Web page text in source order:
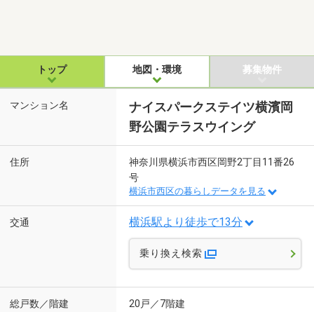
トップ 地図・環境 募集物件
マンション名
ナイスパークステイツ横濱岡
野公園テラスウイング
住所
神奈川県横浜市西区岡野2丁目11番26
号
横浜市西区の暮らしデータを見る
交通 横浜駅より徒歩で13分
乗り換え検索
総戸数／階建 20戸／7階建